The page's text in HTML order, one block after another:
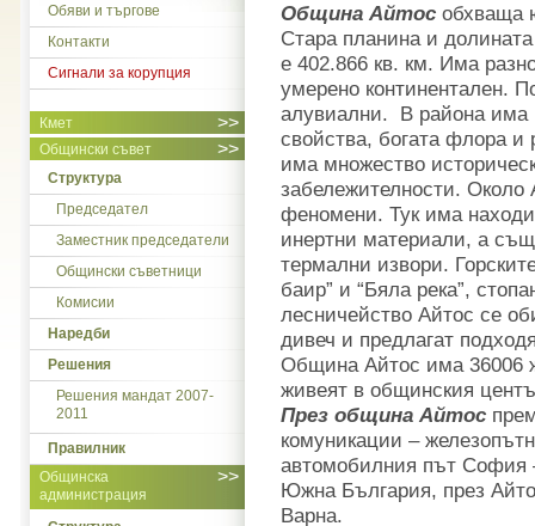
Обяви и търгове
Контакти
Сигнали за корупция
>>
Кмет
>>
Общински съвет
Структура
Председател
Заместник председатели
Общински съветници
Комисии
Наредби
Решения
Решения мандат 2007-
2011
Правилник
>>
Общинска
администрация
Община Айтос обхваща
Стара планина и
е 402.866 кв. км. Има
умерено континентален.
алувиални. В района има
свойства, богата флора
има множество
забележителности.
феномени. Тук има
инертни материали, а
термални извори.
баир” и “Бяла река”,
лесничейство Айтос се
дивеч и предлагат
Община Айтос има 36006
живеят в общинския
През община Айтос
комуникации –
автомобилния път София
Южна България, през
Варна.